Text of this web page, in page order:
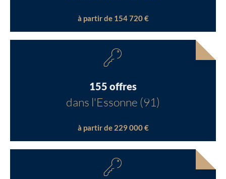
à partir de 154 720 €
155 offres
dans l'Essonne (91)
à partir de 229 000 €